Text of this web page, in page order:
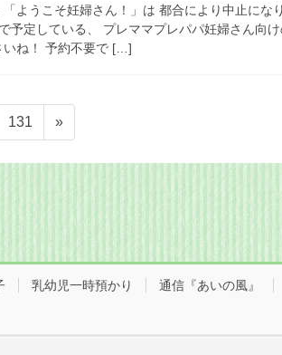
ようこそ妊婦さん！」は 都合により中止にな
予定している、 プレママプレパパ妊婦さん向
いね！ 予約不要で […]
固
定
ペ
131 »
乳幼児一時預かり 通信『あいの風』